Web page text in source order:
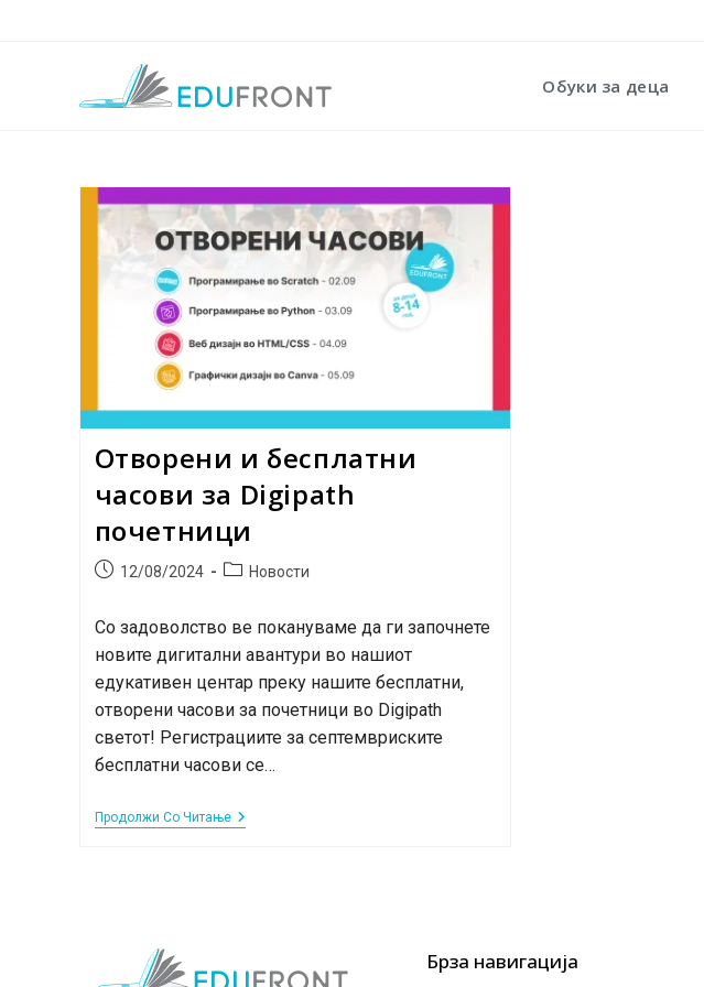
Обуки за деца
Отворени и бесплатни
часови за Digipath
почетници
Post12/08/2024
PostНовости
Со задоволство ве покануваме да ги започнете
новите дигитални авантури во нашиот
едукативен центар преку нашите бесплатни,
отворени часови за почетници во Digipath
светот! Регистрациите за септемвриските
бесплатни часови се…
Продолжи Со ЧитањеОтворени
Брза навигација